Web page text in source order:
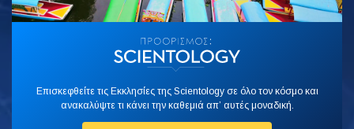
Επισκεφθείτε τις Εκκλησίες της Scientology σε όλο τον κόσμο και
ανακαλύψτε τι κάνει την καθεμιά απ’ αυτές μοναδική.